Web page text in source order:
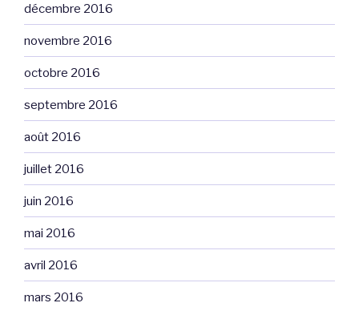
décembre 2016
novembre 2016
octobre 2016
septembre 2016
août 2016
juillet 2016
juin 2016
mai 2016
avril 2016
mars 2016